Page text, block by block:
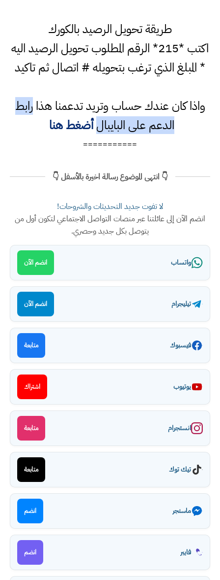
طريقة تحويل الرصيد بالكورك
اكتب *215* الرقم المطلوب تحويل الرصيد اليه
* المبلغ الذي ترغب بتحويله # اتصال ثم تاكيد
واذا كان عندك حساب وتريد تدعمنا هذارابط
الدعم على البايبال أضغط هنا
===========
👇 انتهى الموضوع رسالة اخيرة بالأسفل 👇
لا تفوت جديد التحديثات والشروحات!
انضم الآن إلى عائلتنا عبر منصات التواصل الاجتماعي لتكون أول من
يتوصل بكل جديد وحصري.
واتساب انضم الآن
تيليجرام انضم الآن
فيسبوك متابعة
يوتيوب اشتراك
انستجرام متابعة
تيك توك متابعة
ماسنجر انضم
فايبر انضم